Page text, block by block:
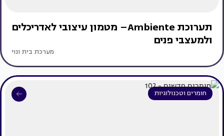
תערוכת Ambiente– מטמון עיצובי לאדריכלים
ולמעצבי פנים
מערכת בית ונוי
חומרים וטכנולוגיות